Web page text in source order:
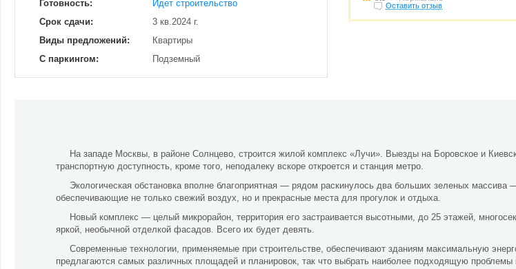
Готовность:
Идет строительство
Срок сдачи:
3 кв.2024 г.
Виды предложений:
Квартиры
С паркингом:
Подземный
Оставить отзыв
На западе Москвы, в районе Солнцево, строится жилой комплекс «Лучи». Выезды на Боровское и
транспортную доступность, кроме того, неподалеку вскоре откроется и станция метро.
Экологическая обстановка вполне благоприятная — рядом раскинулось два больших зеленых массива
обеспечивающие не только свежий воздух, но и прекрасные места для прогулок и отдыха.
Новый комплекс — целый микрорайон, территория его застраивается высотными, до 25 этажей,
яркой, необычной отделкой фасадов. Всего их будет девять.
Современные технологии, применяемые при строительстве, обеспечивают зданиям максимальную
предлагаются самых различных площадей и планировок, так что выбрать наиболее подходящую проблемы